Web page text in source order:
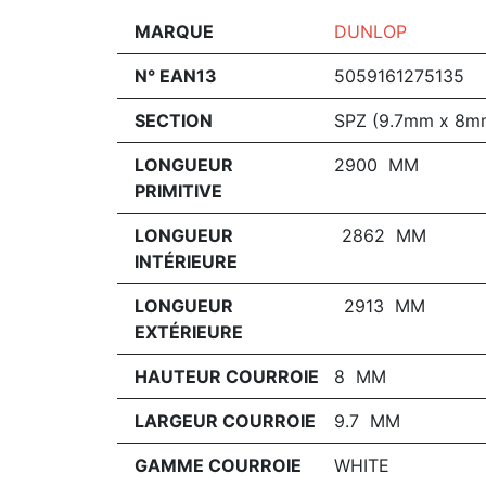
MARQUE DUNLOP
N° EAN13 5059161275135
SECTION SPZ (9.7mm x
LONGUEUR
PRIMITIVE
2900 MM
LONGUEUR
INTÉRIEURE
2862 MM
LONGUEUR
EXTÉRIEURE
2913 MM
HAUTEUR COURROIE 8 MM
LARGEUR COURROIE 9.7 MM
GAMME COURROIE WHITE